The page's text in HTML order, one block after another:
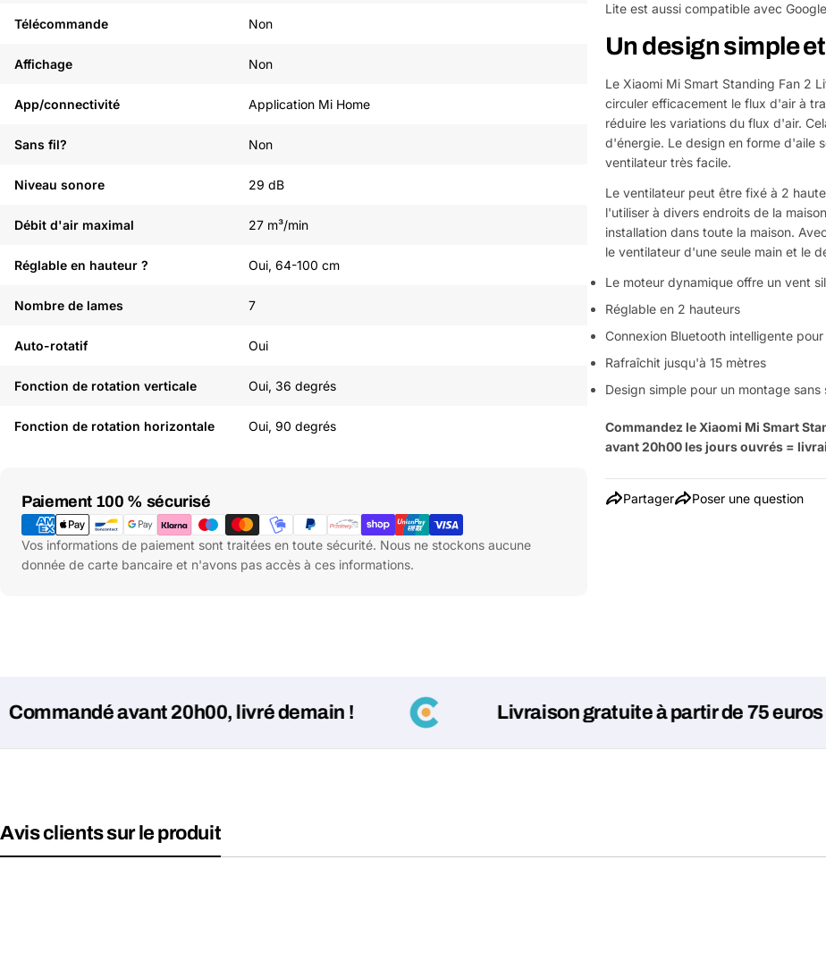
Télécommande Non
Affichage Non
App/connectivité Application Mi Home
Sans fil? Non
Niveau sonore 29 dB
Débit d'air maximal 27 m³/min
Réglable en hauteur ? Oui, 64-100 cm
Nombre de lames 7
Auto-rotatif Oui
Fonction de rotation verticale Oui, 36 degrés
Fonction de rotation horizontale Oui, 90 degrés
Paiement 100 % sécurisé
Moyens
de
paiement
Vos informations de paiement sont traitées en toute sécurité. Nous ne stockons aucune
donnée de carte bancaire et n'avons pas accès à ces informations.
Lite est aussi compatible avec
Un design simple
Le Xiaomi Mi Smart Standing Fan 2
circuler efficacement le flux d'air à
réduire les variations du flux d'air.
d'énergie. Le design en forme d'aile
ventilateur très facile.
Le ventilateur peut être fixé à 2
l'utiliser à divers endroits de la
installation dans toute la maison.
le ventilateur d'une seule main et le
Le moteur dynamique offre un vent
Réglable en 2 hauteurs
Connexion Bluetooth intelligente
Rafraîchit jusqu'à 15 mètres
Design simple pour un montage sans
Commandez le Xiaomi Mi Smart
avant 20h00 les jours ouvrés =
Partager Poser une question
avant 20h00, livré demain ! Livraison gratuite à partir de 75 euros
Avis clients sur le produit